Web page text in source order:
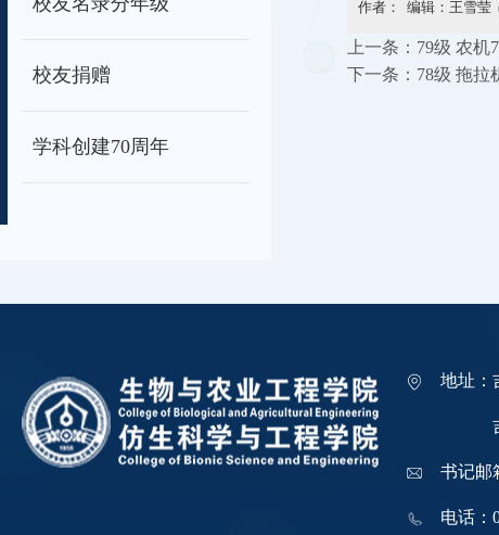
校友捐赠
学科创建70周年
作者： 编辑：王雪莹
上一条： 79级 农机
下一条： 78级 拖拉
地址：
吉林
书记邮
电话：